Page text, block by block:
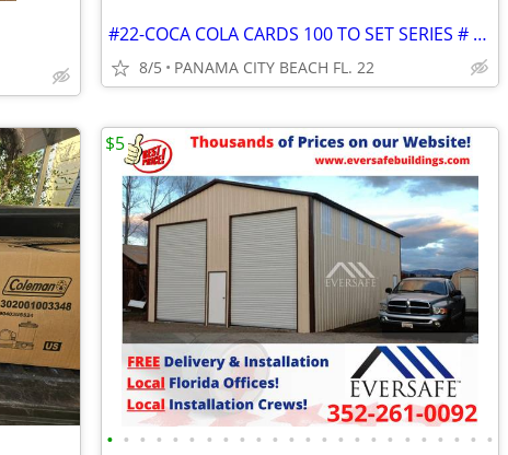
#22-COCA COLA CARDS 100 TO SET SERIES # 1 & #2 SERIES 100 CARD EA.
8/5 PANAMA CITY BEACH FL. 22
• • • • • • • • • • • • • • • • • • • • • • • •
$5